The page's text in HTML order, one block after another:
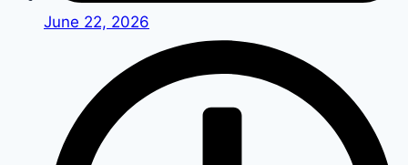
June 22, 2026